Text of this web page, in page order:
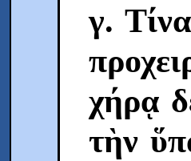
γ.
χήρᾳ
τὴν